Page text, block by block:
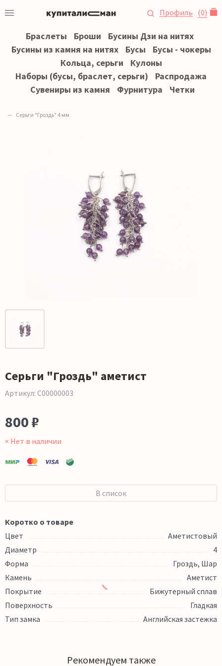
Профиль (0)
Браслеты Броши
Бусины Дзи на нитях
Бусины из камня на нитях
Бусы
Бусы - чокеры
Кольца, серьги
Кулоны
Наборы (бусы, браслет, серьги)
Распродажа
Сувениры из камня
Фурнитура Четки
Серьги "Гроздь" 4 мм
Серьги "Гроздь" аметист
Артикул: С00000003
800 ₽
× Нет в наличии
В список
Коротко о товаре
Цвет
Аметистовый
Диаметр
4
Форма
Гроздь, Шар
Камень
Аметист
Покрытие
Бижутерный сплав
Поверхность
Гладкая
Тип замка
Английская застежка
Рекомендуем также